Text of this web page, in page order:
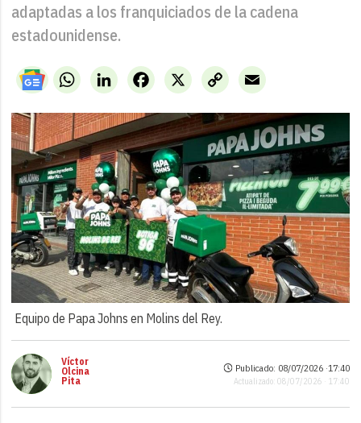
adaptadas a los franquiciados de la cadena
estadounidense.
WhatsAppLinkedIn X
Facebook
Copy
Link
Email
Equipo de Papa Johns en Molins del Rey.
Víctor
Olcina
Pita
Publicado: 08/07/2026 ·17:40
Actualizado: 08/07/2026 · 17:40